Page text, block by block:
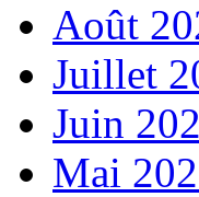
Août
Juillet
Juin
Mai